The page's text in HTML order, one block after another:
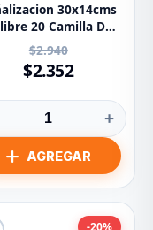
30x14cms
20 Camilla De
Emergencia
$2.940
$2.352
+
-20%